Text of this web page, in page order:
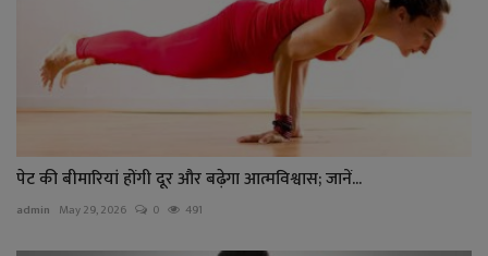
पेट की बीमारियां होंगी दूर और बढ़ेगा आत्मविश्वास; जानें...
admin May 29, 2026 0 491